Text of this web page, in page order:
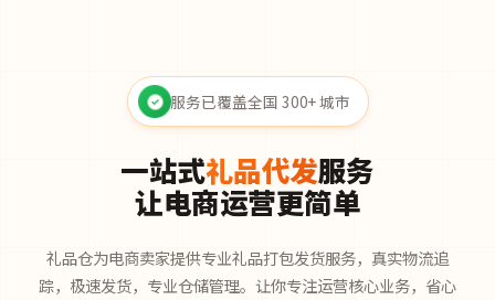
服务已覆盖全国 300+ 城市
一站式礼品代发服务
让电商运营更简单
礼品仓为电商卖家提供专业礼品打包发货服务，真实物流追
踪，极速发货，专业仓储管理。让你专注运营核心业务，省心